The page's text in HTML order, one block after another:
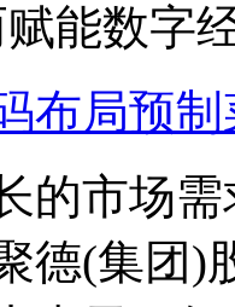
赋能数字
布局预
的市场
德(集团)